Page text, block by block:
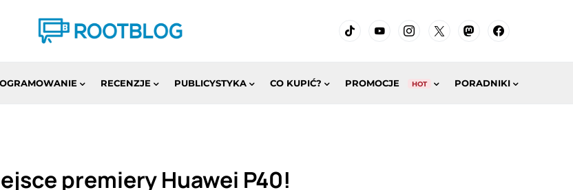
RECENZJE PUBLICYSTYKA CO KUPIĆ? PROMOCJE HOT PORADNIKI
premiery Huawei P40!